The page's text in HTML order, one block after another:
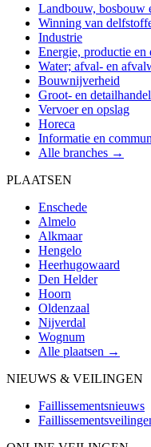
Landbouw, bosbouw
Winning van
Industrie
Energie, productie en
Water; afval- en
Bouwnijverheid
Groot- en detailhandel
Vervoer en opslag
Horeca
Informatie en
Alle branches →
PLAATSEN
Enschede
Almelo
Alkmaar
Hengelo
Heerhugowaard
Den Helder
Hoorn
Oldenzaal
Nijverdal
Wognum
Alle plaatsen →
NIEUWS & VEILINGEN
Faillissementsnieuws